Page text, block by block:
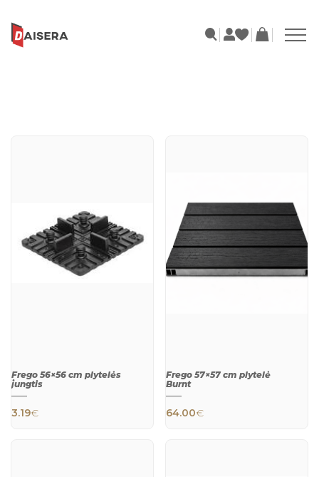
Frego 56×56 cm plytelės
jungtis
3.19€
Frego 57×57 cm plytelė
Burnt
64.00€